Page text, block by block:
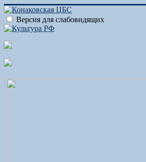
Версия для слабовидящих